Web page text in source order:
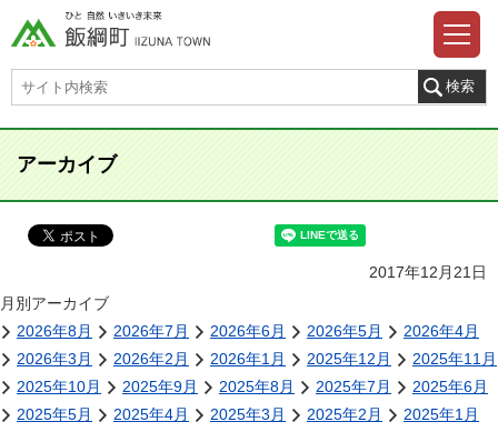
アーカイブ
2017年12月21日
月別アーカイブ
2026年8月
2026年7月 2026年6月 2026年5月
2026年4月
2026年3月
2026年2月 2026年1月 2025年12月
2025年11月
2025年10月
2025年9月 2025年8月 2025年7月
2025年6月
2025年5月
2025年4月 2025年3月 2025年2月
2025年1月